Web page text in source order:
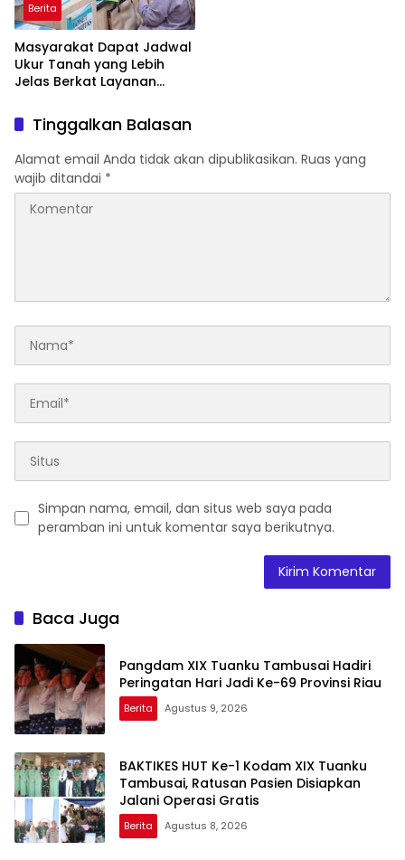
Berita
Masyarakat Dapat Jadwal
Ukur Tanah yang Lebih
Jelas Berkat Layanan
Tinggalkan Balasan
Alamat email Anda tidak akan dipublikasikan. Ruas yang
wajib ditandai *
Simpan nama, email, dan situs web saya pada
peramban ini untuk komentar saya berikutnya.
Baca Juga
Pangdam XIX Tuanku Tambusai Hadiri
Peringatan Hari Jadi Ke-69 Provinsi Riau
Berita Agustus 9, 2026
BAKTIKES HUT Ke-1 Kodam XIX Tuanku
Tambusai, Ratusan Pasien Disiapkan
Jalani Operasi Gratis
Berita Agustus 8, 2026